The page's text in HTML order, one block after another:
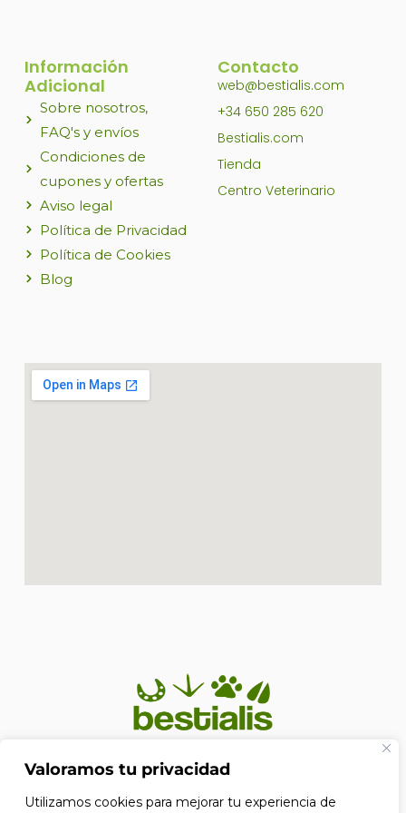
Valoramos tu privacidad
Utilizamos cookies para mejorar tu experiencia de
En Bestialis unimos calidad, confianza y pasión por los
merecen. Porque su bienestar no es solo nuestra
Información
Adicional
Sobre nosotros,
FAQ's y envíos
Condiciones de
cupones y ofertas
Aviso legal
Política de Privacidad
Política de Cookies
Blog
Contacto
web@bestialis.com
+34 650 285 620
Bestialis.com
Tienda
Centro Veterinario